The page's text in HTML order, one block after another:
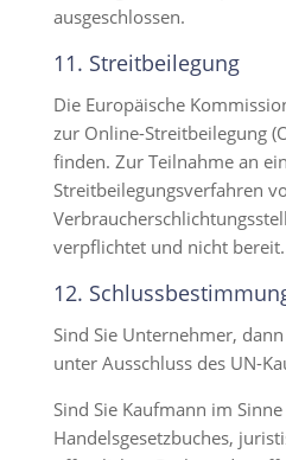
ausgeschlossen.
11. Streitbeilegung​​​​​​​
Die Europäische
zur Online-Streitbeilegung
finden. Zur Teilnahme an
Streitbeilegungsverfahren
verpflichtet und nicht bereit.
12.
Sind Sie Unternehmer,
unter Ausschluss des UN-
Sind Sie Kaufmann im
Handelsgesetzbuches,